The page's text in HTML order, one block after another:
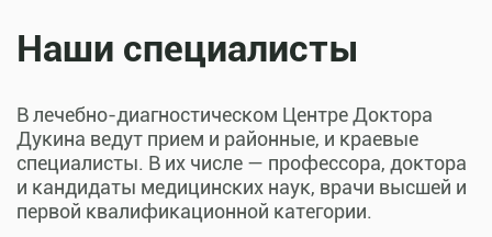
Наши специалисты
В лечебно-диагностическом Центре Доктора
Дукина ведут прием и районные, и краевые
специалисты. В их числе — профессора, доктора
и кандидаты медицинских наук, врачи высшей и
первой квалификационной категории.